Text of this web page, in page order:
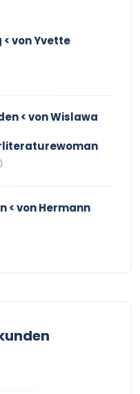
von Yvette
< von Wislawa
< von Hermann